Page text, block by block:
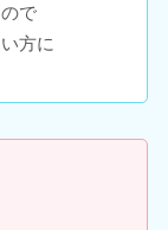
で
方に